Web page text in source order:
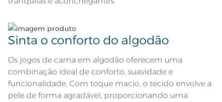
cor, de acordo com a configuração
e modelo do monitor ou do
nas especificações técnicas do
Sinta o conforto do algodão
Os jogos de cama em algodão oferecem uma
combinação ideal de conforto, suavidade e
funcionalidade. Com toque macio, o tecido envolve a
pele de forma agradável, proporcionando uma